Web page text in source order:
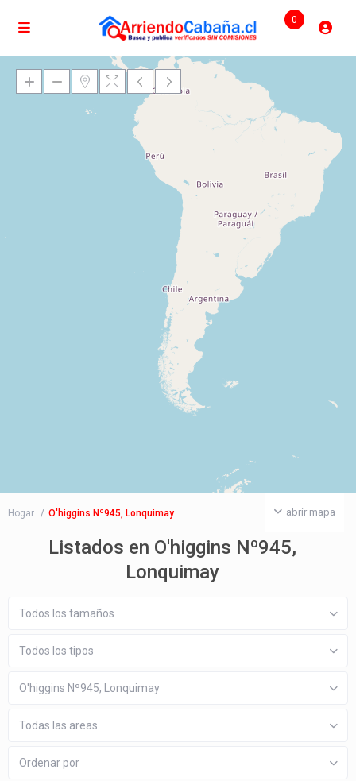
0
Cargando mapas
abrir mapa
Hogar O'higgins Nº945, Lonquimay
Listados en O'higgins Nº945,
Lonquimay
Todos los tamaños
Todos los tipos
O'higgins Nº945, Lonquimay
Todas las areas
Ordenar por